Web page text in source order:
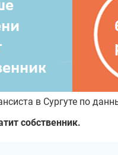
в Сургуте по
собственник.
Соглашаюсь